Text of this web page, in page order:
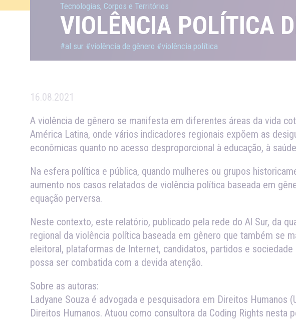
Tecnologias, Corpos e Territórios
VIOLÊNCIA POLÍTICA
#al sur #violência de gênero #violência política
16.08.2021
A violência de gênero se manifesta em diferentes áreas da vida
América Latina, onde vários indicadores regionais expõem as
econômicas quanto no acesso desproporcional à educação, à
Na esfera política e pública, quando mulheres ou grupos
aumento nos casos relatados de violência política baseada em
equação perversa.
Neste contexto, este relatório, publicado pela rede do Al Sur, da
regional da violência política baseada em gênero que também se
eleitoral, plataformas de Internet, candidatos, partidos e
possa ser combatida com a devida atenção.
Sobre as autoras:
Ladyane Souza é advogada e pesquisadora em Direitos
Direitos Humanos. Atuou como consultora da Coding Rights nesta